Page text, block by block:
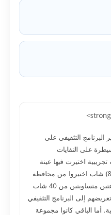
التثقيفي على
على النفايات
اختيرت فيها عينة
حصصية (غير احتمالية) من (80) شاب اختيروا من محافظة
بغداد، تم شطرهم إلى مجموعتين متساويتين من 40 شاب
إلى البرنامج التثقيفي
أما الباقي كانوا مجموعة